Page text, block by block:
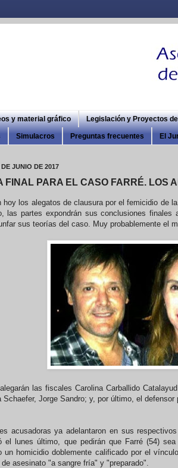
y material gráfico Legislación y Proyectos
Simulacros Preguntas frecuentes El
JUNIO DE 2017
FINAL PARA EL CASO FARRÉ. LOS
hoy los alegatos de clausura por el femicidio de
las partes expondrán sus conclusiones finales
sus teorías del caso. Muy probablemente el
las fiscales Carolina Carballido
Schaefer, Jorge Sandro; y, por último, el defensor
acusadoras ya adelantaron en sus
el lunes último, que pedirán que Farré (54)
un homicidio doblemente calificado por el
de asesinato "a sangre fría" y "preparado".